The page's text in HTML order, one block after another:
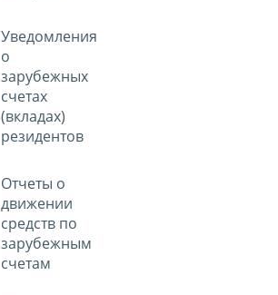
Уведомления
о
зарубежных
счетах
(вкладах)
резидентов
Отчеты о
движении
средств по
зарубежным
счетам